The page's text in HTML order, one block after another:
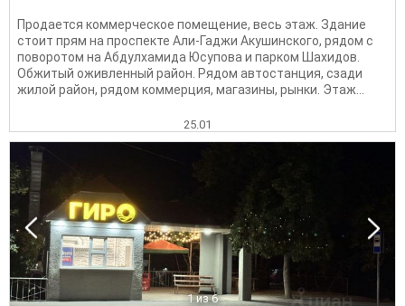
Продается коммерческое помещение, весь этаж. Здание
стоит прям на проспекте Али-Гаджи Акушинского, рядом с
поворотом на Абдулхамида Юсупова и парком Шахидов.
Обжитый оживленный район. Рядом автостанция, сзади
жилой район, рядом коммерция, магазины, рынки. Этаж...
25.01
1 из 6